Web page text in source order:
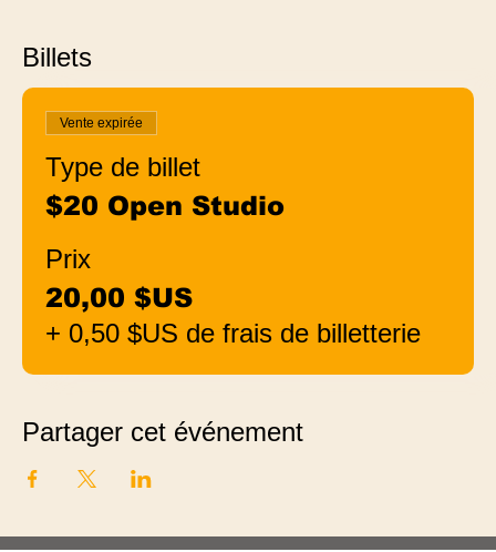
Billets
Vente expirée
Type de billet
$20 Open Studio
Prix
20,00 $US
+ 0,50 $US de frais de billetterie
Partager cet événement